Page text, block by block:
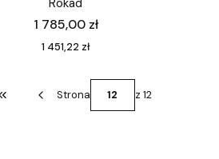
Cena
1 785,00 zł
Cena
1 451,22 zł
Wróć do pierwszej strony z produktami
Strona z 12